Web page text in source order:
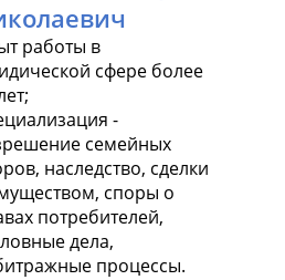
работы в
сфере более
-
семейных
наследство, сделки
споры о
потребителей,
дела,
процессы.